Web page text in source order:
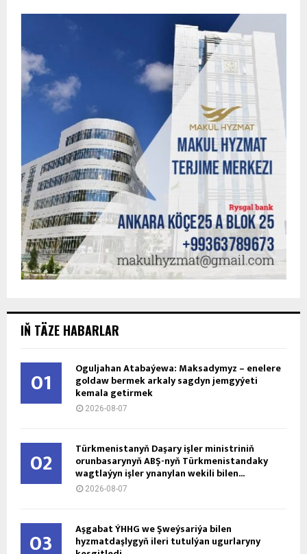
IŇ TÄZE HABARLAR
01 Oguljahan Atabaýewa: Maksadymyz – enelere
goldaw bermek arkaly sagdyn jemgyýeti
kemala getirmek
2026-08-07
02 Türkmenistanyň Daşary işler ministriniň
orunbasarynyň ABŞ-nyň Türkmenistandaky
wagtlaýyn işler ynanylan wekili bilen...
2026-08-07
03 Aşgabat ÝHHG we Şweýsariýa bilen
hyzmatdaşlygyň ileri tutulýan ugurlaryny